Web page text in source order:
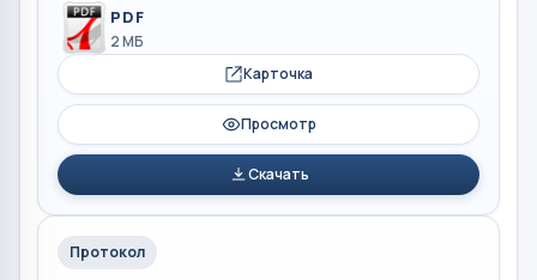
PDF
2 МБ
Карточка
Просмотр
Скачать
Протокол